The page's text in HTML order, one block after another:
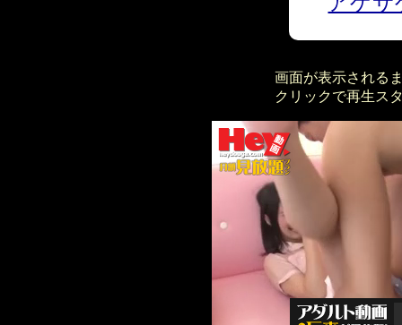
画面が表示される
クリックで再生ス